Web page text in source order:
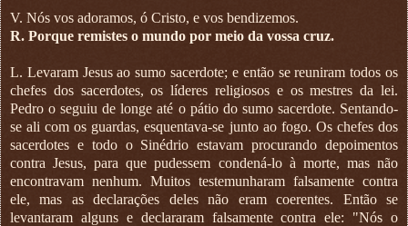
V. Nós vos adoramos, ó Cristo, e vos bendizemos.
R. Porque remistes o mundo por meio da vossa cruz.
L. Levaram Jesus ao sumo sacerdote; e então se reuniram todos os
chefes dos sacerdotes, os líderes religiosos e os mestres da lei.
Pedro o seguiu de longe até o pátio do sumo sacerdote. Sentando-
se ali com os guardas, esquentava-se junto ao fogo. Os chefes dos
sacerdotes e todo o Sinédrio estavam procurando depoimentos
contra Jesus, para que pudessem condená-lo à morte, mas não
encontravam nenhum. Muitos testemunharam falsamente contra
ele, mas as declarações deles não eram coerentes. Então se
levantaram alguns e declararam falsamente contra ele: "Nós o